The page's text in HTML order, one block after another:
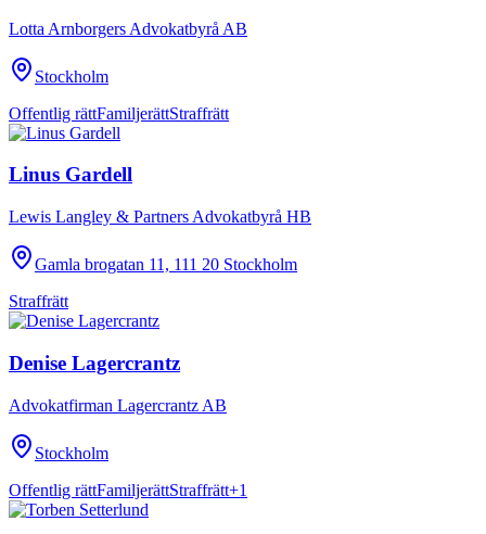
Lotta Arnborgers Advokatbyrå AB
Stockholm
Offentlig rättFamiljerättStraffrätt
Linus Gardell
Lewis Langley & Partners Advokatbyrå HB
Gamla brogatan 11, 111 20 Stockholm
Straffrätt
Denise Lagercrantz
Advokatfirman Lagercrantz AB
Stockholm
Offentlig rättFamiljerättStraffrätt+1